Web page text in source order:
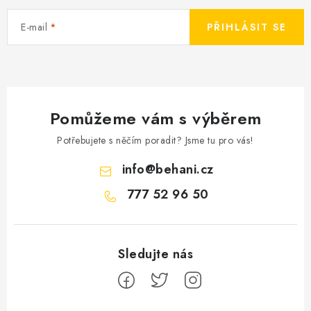
E-mail PŘIHLÁSIT SE
Pomůžeme vám s výběrem
Potřebujete s něčím poradit? Jsme tu pro vás!
info@behani.cz
777 52 96 50